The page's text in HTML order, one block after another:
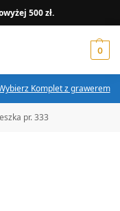
500 zł.
0
Komplet z grawerem
pr. 333